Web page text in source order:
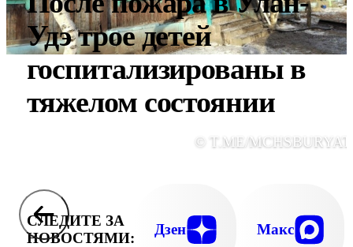
Удэ трое детей
госпитализированы в
тяжелом состоянии
© T.ME/
СЛЕДИТЕ ЗА
НОВОСТЯМИ:
Дзен Макс